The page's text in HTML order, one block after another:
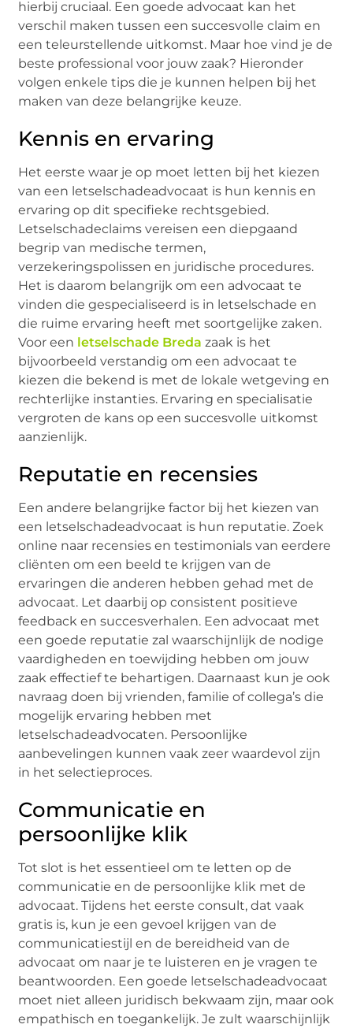
hierbij cruciaal. Een goede advocaat kan het
verschil maken tussen een succesvolle claim en
een teleurstellende uitkomst. Maar hoe vind je de
beste professional voor jouw zaak? Hieronder
volgen enkele tips die je kunnen helpen bij het
maken van deze belangrijke keuze.
Kennis en ervaring
Het eerste waar je op moet letten bij het kiezen
van een letselschadeadvocaat is hun kennis en
ervaring op dit specifieke rechtsgebied.
Letselschadeclaims vereisen een diepgaand
begrip van medische termen,
verzekeringspolissen en juridische procedures.
Het is daarom belangrijk om een advocaat te
vinden die gespecialiseerd is in letselschade en
die ruime ervaring heeft met soortgelijke zaken.
Voor een letselschade Breda zaak is het
bijvoorbeeld verstandig om een advocaat te
kiezen die bekend is met de lokale wetgeving en
rechterlijke instanties. Ervaring en specialisatie
vergroten de kans op een succesvolle uitkomst
aanzienlijk.
Reputatie en recensies
Een andere belangrijke factor bij het kiezen van
een letselschadeadvocaat is hun reputatie. Zoek
online naar recensies en testimonials van eerdere
cliënten om een beeld te krijgen van de
ervaringen die anderen hebben gehad met de
advocaat. Let daarbij op consistent positieve
feedback en succesverhalen. Een advocaat met
een goede reputatie zal waarschijnlijk de nodige
vaardigheden en toewijding hebben om jouw
zaak effectief te behartigen. Daarnaast kun je ook
navraag doen bij vrienden, familie of collega’s die
mogelijk ervaring hebben met
letselschadeadvocaten. Persoonlijke
aanbevelingen kunnen vaak zeer waardevol zijn
in het selectieproces.
Communicatie en
persoonlijke klik
Tot slot is het essentieel om te letten op de
communicatie en de persoonlijke klik met de
advocaat. Tijdens het eerste consult, dat vaak
gratis is, kun je een gevoel krijgen van de
communicatiestijl en de bereidheid van de
advocaat om naar je te luisteren en je vragen te
beantwoorden. Een goede letselschadeadvocaat
moet niet alleen juridisch bekwaam zijn, maar ook
empathisch en toegankelijk. Je zult waarschijnlijk